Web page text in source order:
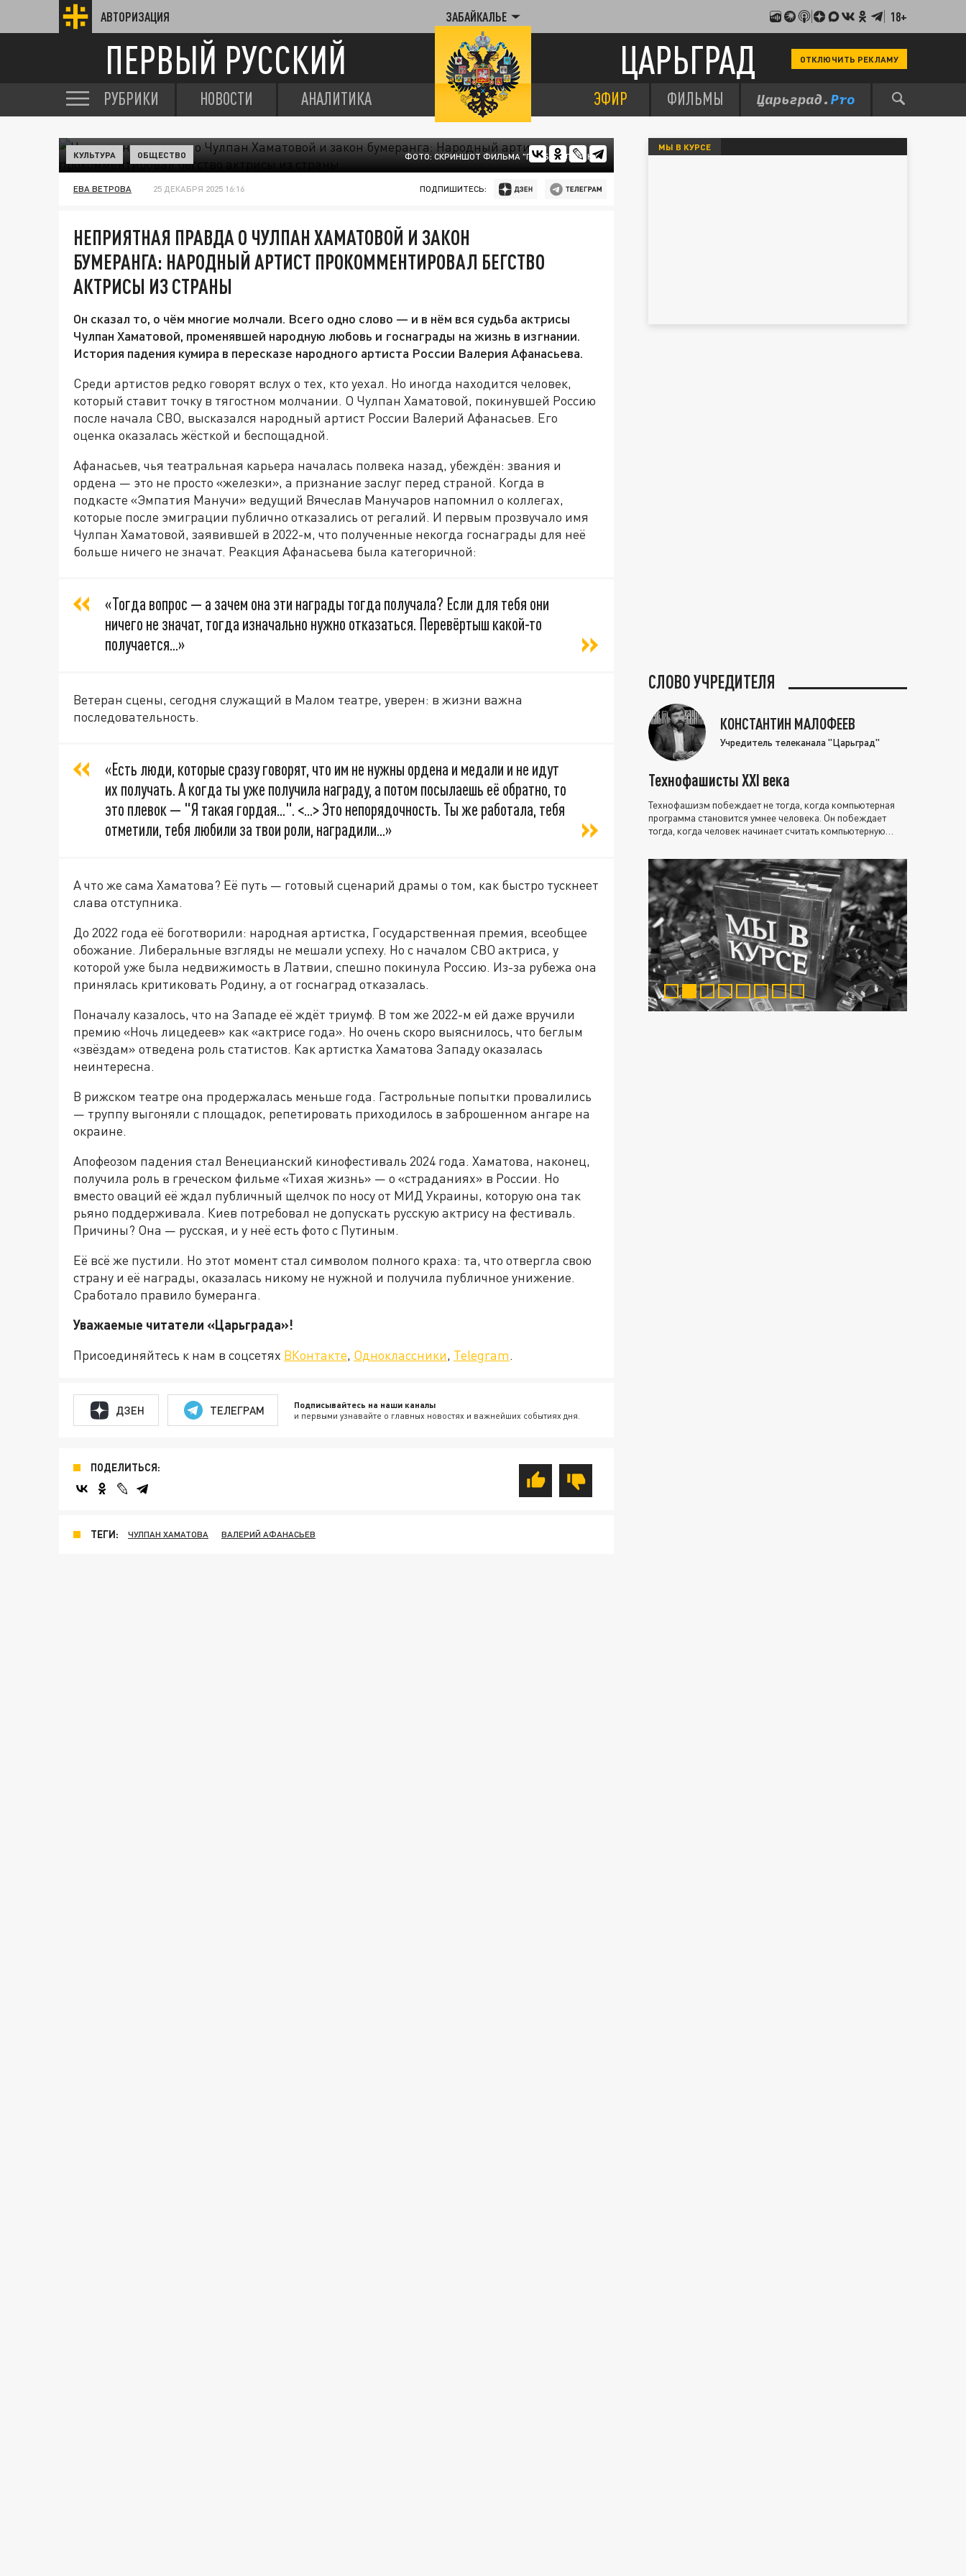
АВТОРИЗАЦИЯ ЗАБАЙКАЛЬЕ 18+
ПЕРВЫЙ РУССКИЙ ЦАРЬГРАД ОТКЛЮЧИТЬ РЕКЛАМУ
РУБРИКИ НОВОСТИ АНАЛИТИКА ЭФИР ФИЛЬМЫ
ФОТО: СКРИНШОТ ФИЛЬМА "ГУД БАЙ, ЛЕНИН!"
КУЛЬТУРА ОБЩЕСТВО
ЕВА ВЕТРОВА 25 ДЕКАБРЯ 2025 16:16 ПОДПИШИТЕСЬ:
НЕПРИЯТНАЯ ПРАВДА О ЧУЛПАН ХАМАТОВОЙ И ЗАКОН
БУМЕРАНГА: НАРОДНЫЙ АРТИСТ ПРОКОММЕНТИРОВАЛ БЕГСТВО
АКТРИСЫ ИЗ СТРАНЫ
Он сказал то, о чём многие молчали. Всего одно слово — и в нём вся судьба актрисы
Чулпан Хаматовой, променявшей народную любовь и госнаграды на жизнь в изгнании.
История падения кумира в пересказе народного артиста России Валерия Афанасьева.
Среди артистов редко говорят вслух о тех, кто уехал. Но иногда находится человек,
который ставит точку в тягостном молчании. О Чулпан Хаматовой, покинувшей Россию
после начала СВО, высказался народный артист России Валерий Афанасьев. Его
оценка оказалась жёсткой и беспощадной.
Афанасьев, чья театральная карьера началась полвека назад, убеждён: звания и
ордена — это не просто «железки», а признание заслуг перед страной. Когда в
подкасте «Эмпатия Манучи» ведущий Вячеслав Манучаров напомнил о коллегах,
которые после эмиграции публично отказались от регалий. И первым прозвучало имя
Чулпан Хаматовой, заявившей в 2022-м, что полученные некогда госнаграды для неё
больше ничего не значат. Реакция Афанасьева была категоричной:
«Тогда вопрос — а зачем она эти награды тогда получала? Если для тебя они
ничего не значат, тогда изначально нужно отказаться. Перевёртыш какой-то
получается...»
Ветеран сцены, сегодня служащий в Малом театре, уверен: в жизни важна
последовательность.
«Есть люди, которые сразу говорят, что им не нужны ордена и медали и не идут
их получать. А когда ты уже получила награду, а потом посылаешь её обратно, то
это плевок — "Я такая гордая...". <...> Это непорядочность. Ты же работала, тебя
отметили, тебя любили за твои роли, наградили...»
А что же сама Хаматова? Её путь — готовый сценарий драмы о том, как быстро тускнеет
слава отступника.
До 2022 года её боготворили: народная артистка, Государственная премия, всеобщее
обожание. Либеральные взгляды не мешали успеху. Но с началом СВО актриса, у
которой уже была недвижимость в Латвии, спешно покинула Россию. Из-за рубежа она
принялась критиковать Родину, а от госнаград отказалась.
Поначалу казалось, что на Западе её ждёт триумф. В том же 2022-м ей даже вручили
премию «Ночь лицедеев» как «актрисе года». Но очень скоро выяснилось, что беглым
«звёздам» отведена роль статистов. Как артистка Хаматова Западу оказалась
неинтересна.
В рижском театре она продержалась меньше года. Гастрольные попытки провалились
— труппу выгоняли с площадок, репетировать приходилось в заброшенном ангаре на
окраине.
Апофеозом падения стал Венецианский кинофестиваль 2024 года. Хаматова, наконец,
получила роль в греческом фильме «Тихая жизнь» — о «страданиях» в России. Но
вместо оваций её ждал публичный щелчок по носу от МИД Украины, которую она так
рьяно поддерживала. Киев потребовал не допускать русскую актрису на фестиваль.
Причины? Она — русская, и у неё есть фото с Путиным.
Её всё же пустили. Но этот момент стал символом полного краха: та, что отвергла свою
страну и её награды, оказалась никому не нужной и получила публичное унижение.
Сработало правило бумеранга.
Уважаемые читатели «Царьграда»!
Присоединяйтесь к нам в соцсетях ВКонтакте, Одноклассники, Telegram.
ДЗЕН ТЕЛЕГРАМ Подписывайтесь на наши каналы
и первыми узнавайте о главных новостях и важнейших событиях дня.
ПОДЕЛИТЬСЯ:
ТЕГИ: ЧУЛПАН ХАМАТОВА ВАЛЕРИЙ АФАНАСЬЕВ
МЫ В КУРСЕ
СЛОВО УЧРЕДИТЕЛЯ
КОНСТАНТИН МАЛОФЕЕВ
Учредитель телеканала "Царьград"
Технофашисты XXI века
Технофашизм побеждает не тогда, когда компьютерная
программа становится умнее человека. Он побеждает
тогда, когда человек начинает считать компьютерную